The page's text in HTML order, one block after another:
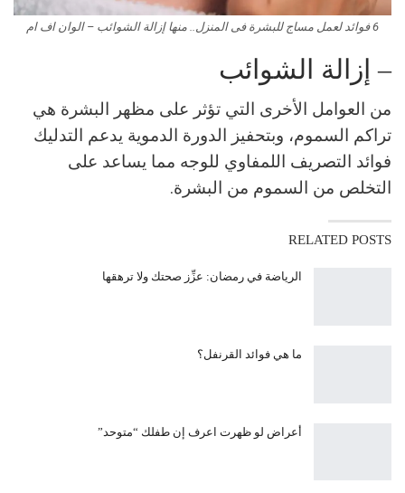
6 فوائد لعمل مساج للبشرة فى المنزل.. منها إزالة الشوائب – الوان اف ام
– إزالة الشوائب
من العوامل الأخرى التي تؤثر على مظهر البشرة هي
تراكم السموم، وبتحفيز الدورة الدموية يدعم التدليك
فوائد التصريف اللمفاوي للوجه مما يساعد على
التخلص من السموم من البشرة.
RELATED POSTS
الرياضة في رمضان: عزِّز صحتك ولا ترهقها
ما هي فوائد القرنفل؟
أعراض لو ظهرت اعرف إن طفلك “متوحد”